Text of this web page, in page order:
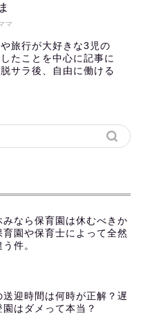
マ
旅行が大好きな3児の
たことを中心に記事に
サラ後、自由に働ける
みなら保育園は休むべきか
育園や保育士によって全然
件。
送迎時間は何時が正解？遅
園はダメって本当？